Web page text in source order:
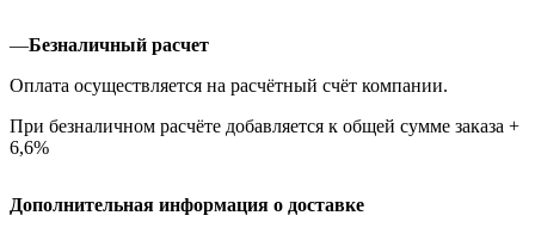
—Безналичный расчет
Оплата осуществляется на расчётный счёт компании.
При безналичном расчёте добавляется к общей сумме заказа +
6,6%
Дополнительная информация о доставке